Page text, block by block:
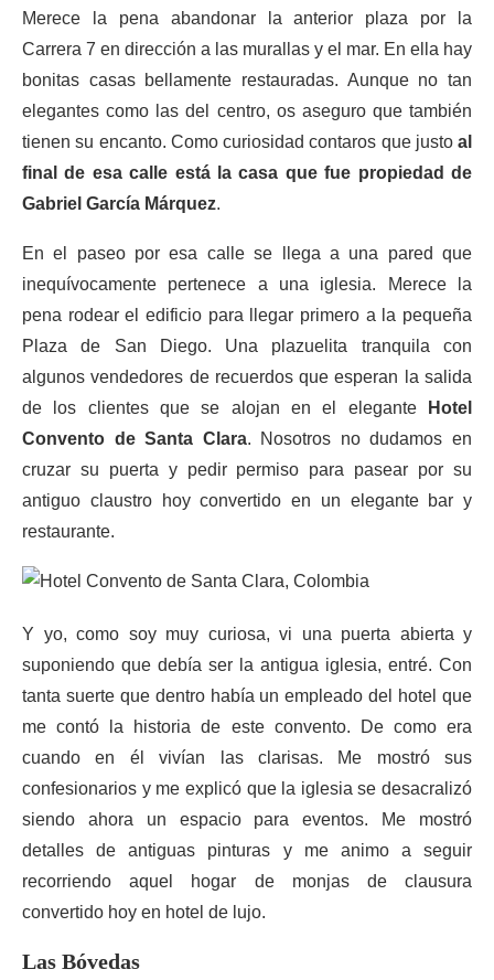
Merece la pena abandonar la anterior plaza por la
Carrera 7 en dirección a las murallas y el mar. En ella hay
bonitas casas bellamente restauradas. Aunque no tan
elegantes como las del centro, os aseguro que también
tienen su encanto. Como curiosidad contaros que justo al
final de esa calle está la casa que fue propiedad de
Gabriel García Márquez.
En el paseo por esa calle se llega a una pared que
inequívocamente pertenece a una iglesia. Merece la
pena rodear el edificio para llegar primero a la pequeña
Plaza de San Diego. Una plazuelita tranquila con
algunos vendedores de recuerdos que esperan la salida
de los clientes que se alojan en el elegante
Hotel
Convento de Santa Clara. Nosotros no dudamos en
cruzar su puerta y pedir permiso para pasear por su
antiguo claustro hoy convertido en un elegante bar y
restaurante.
Y yo, como soy muy curiosa, vi una puerta abierta y
suponiendo que debía ser la antigua iglesia, entré. Con
tanta suerte que dentro había un empleado del hotel que
me contó la historia de este convento. De como era
cuando en él vivían las clarisas. Me mostró sus
confesionarios y me explicó que la iglesia se desacralizó
siendo ahora un espacio para eventos. Me mostró
detalles de antiguas pinturas y me animo a seguir
recorriendo aquel hogar de monjas de clausura
convertido hoy en hotel de lujo.
Las Bóvedas